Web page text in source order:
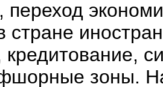
переход
стране
кредитование,
зоны.